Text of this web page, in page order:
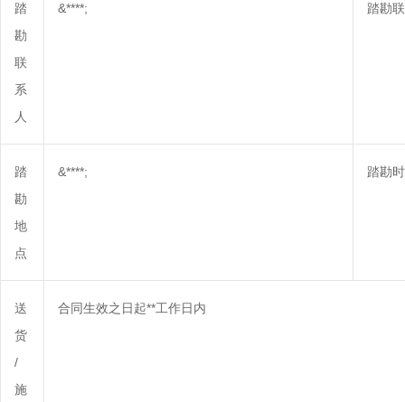
踏
勘
联
系
人
&****; 踏勘
踏
勘
地
点
&****; 踏勘
送
货
/
施
合同生效之日起**工作日内